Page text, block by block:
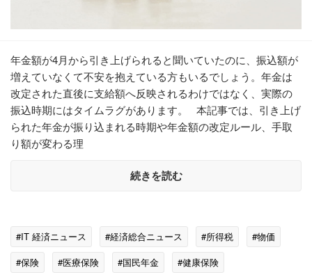
年金額が4月から引き上げられると聞いていたのに、振込額が
増えていなくて不安を抱えている方もいるでしょう。年金は
改定された直後に支給額へ反映されるわけではなく、実際の
振込時期にはタイムラグがあります。 本記事では、引き上げ
られた年金が振り込まれる時期や年金額の改定ルール、手取
り額が変わる理
続きを読む
#IT 経済ニュース #経済総合ニュース #所得税
#物価
#保険
#医療保険 #国民年金
#健康保険